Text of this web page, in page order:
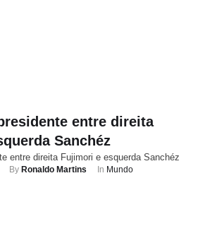
entre direita
Sanchéz
entre direita Fujimori e esquerda Sanchéz
By Ronaldo Martins In Mundo